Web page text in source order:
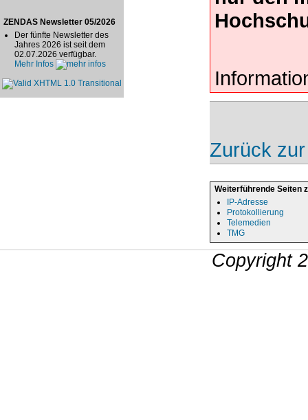
ZENDAS Newsletter 05/2026
Der fünfte Newsletter des
Jahres 2026 ist seit dem
02.07.2026 verfügbar.
Mehr Infos
Zurück
Weiterführende Seiten
IP-Adresse
Protokollierung
Telemedien
TMG
Copyright